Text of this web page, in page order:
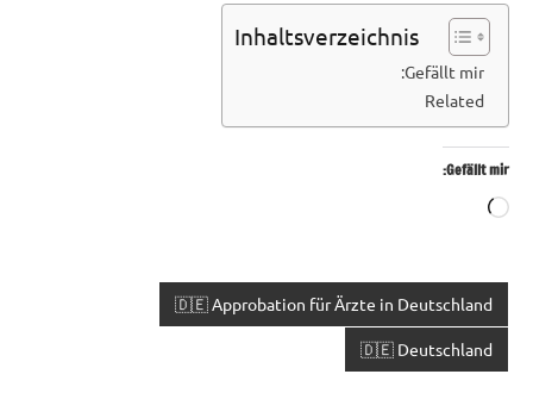
Inhaltsverzeichnis
Gefällt mir:
Related
Gefällt mir:
Wird
🇩🇪 Approbation für Ärzte in Deutschland
🇩🇪 Deutschland